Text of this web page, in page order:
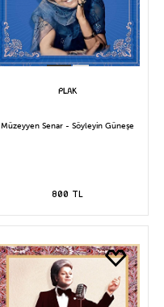
Müzeyyen Senar - Söyleyin Güneşe
800 TL